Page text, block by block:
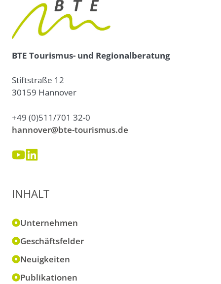
BTE Tourismus- und Regionalberatung
Stiftstraße 12
30159 Hannover
+49 (0)511/701 32-0
hannover@bte-tourismus.de
INHALT
Unternehmen
Geschäftsfelder
Neuigkeiten
Publikationen